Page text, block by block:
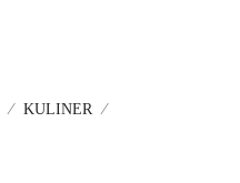
KULINER